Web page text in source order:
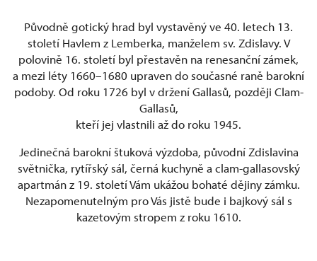
Původně gotický hrad byl vystavěný ve 40. letech 13.
století Havlem z Lemberka, manželem sv. Zdislavy. V
polovině 16. století byl přestavěn na renesanční zámek,
a mezi léty 1660–1680 upraven do současné raně barokní
podoby. Od roku 1726 byl v držení Gallasů, později Clam-
Gallasů,
kteří jej vlastnili až do roku 1945.
Jedinečná barokní štuková výzdoba, původní Zdislavina
světnička, rytířský sál, černá kuchyně a clam-gallasovský
apartmán z 19. století Vám ukážou bohaté dějiny zámku.
Nezapomenutelným pro Vás jistě bude i bajkový sál s
kazetovým stropem z roku 1610.